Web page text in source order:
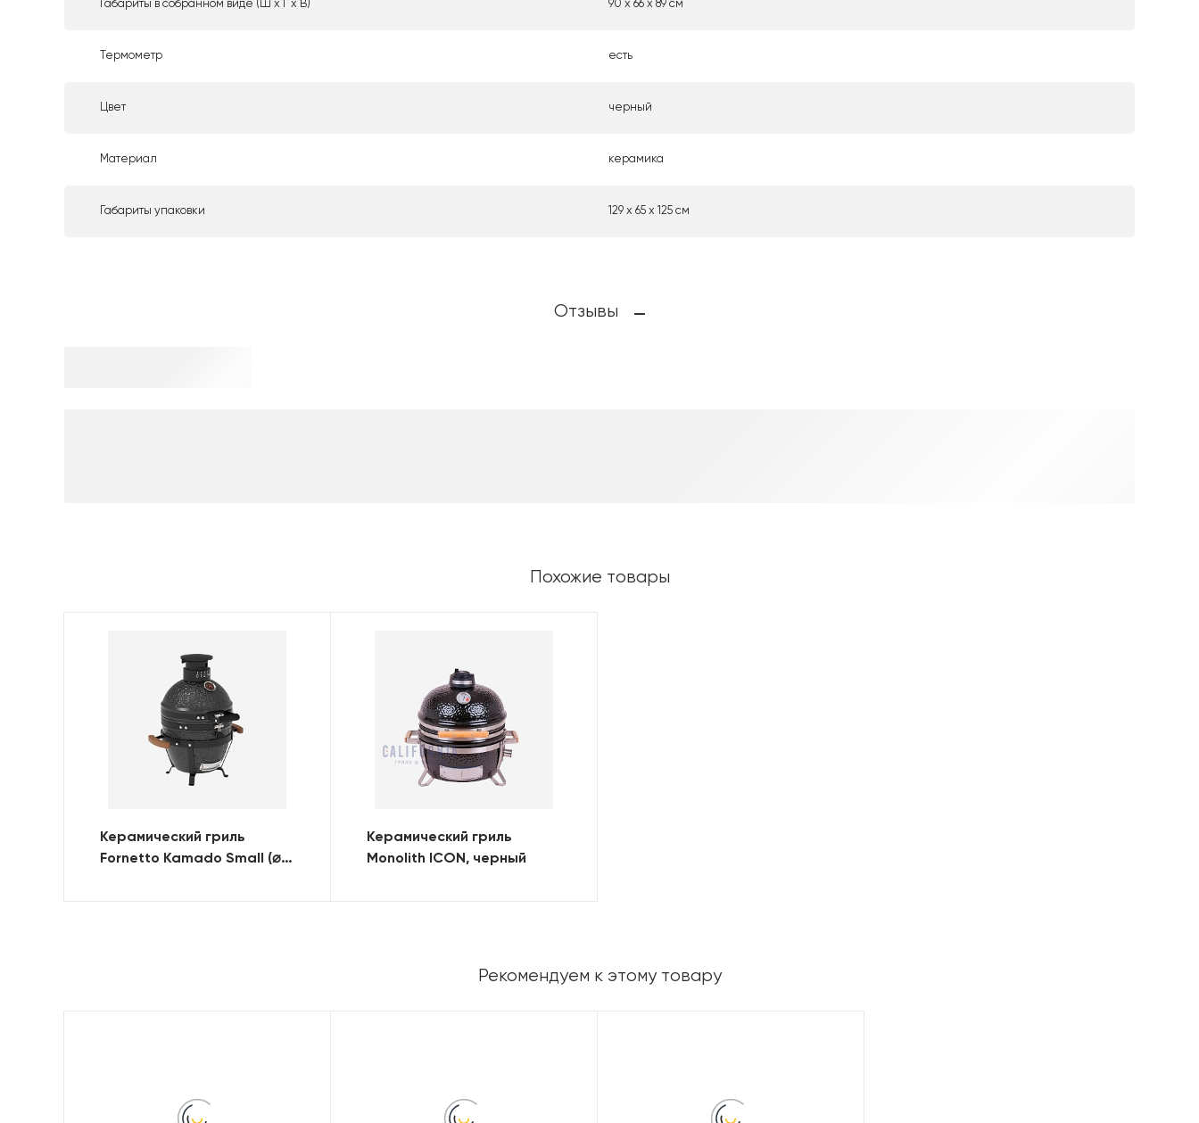
Габариты в собранном виде (Ш х Г х В) 90 х 66 х 89 см
Термометр есть
Цвет черный
Материал керамика
Габариты упаковки 129 x 65 x 125 см
Отзывы
Похожие товары
Керамический гриль
Fornetto Kamado Small (⌀
Керамический гриль
Monolith ICON, черный
Рекомендуем к этому товару